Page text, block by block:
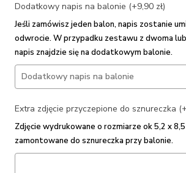
Dodatkowy napis na balonie (+9,90 zł)
Jeśli zamówisz jeden balon, napis zostanie
odwrocie. W przypadku zestawu z dwoma
napis znajdzie się na dodatkowym balonie.
Extra zdjęcie przyczepione do sznureczka
Zdjęcie wydrukowane o rozmiarze ok 5,2 x
zamontowane do sznureczka przy balonie.